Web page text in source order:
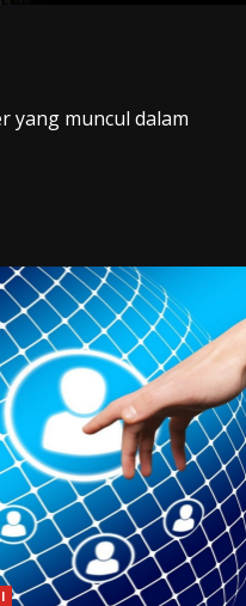
yang muncul dalam